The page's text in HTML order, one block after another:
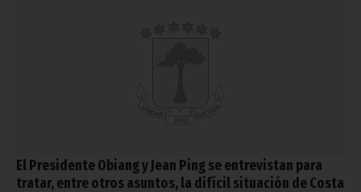
El Presidente Obiang y Jean Ping se entrevistan para
tratar, entre otros asuntos, la difícil situación de Costa